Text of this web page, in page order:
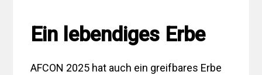
Ein lebendiges Erbe
AFCON 2025 hat auch ein greifbares Erbe